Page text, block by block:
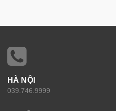
HÀ NỘI
039.746.9999